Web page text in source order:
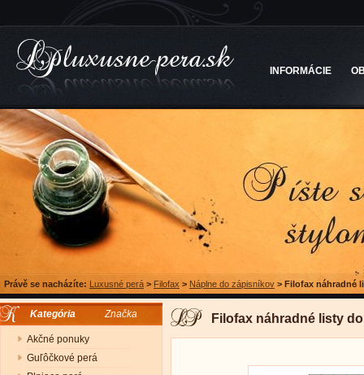
INFORMÁCIE
Právě se nacházíte: Luxusné perá > Filofax > Náplne do zápisníkov > Filofax náhradné
Kategória Značka
Akčné ponuky
Guľôčkové perá
Filofax náhradné listy